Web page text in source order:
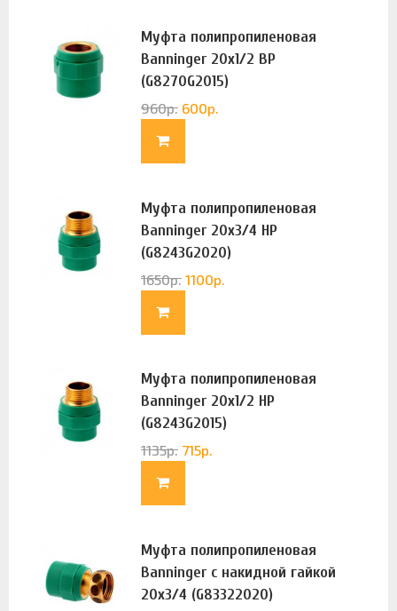
Муфта полипропиленовая
Banninger 20х1/2 ВР
(G8270G2015)
960р. 600р.
Муфта полипропиленовая
Banninger 20х3/4 НР
(G8243G2020)
1650р. 1100р.
Муфта полипропиленовая
Banninger 20х1/2 НР
(G8243G2015)
1135р. 715р.
Муфта полипропиленовая
Banninger с накидной гайкой
20х3/4 (G83322020)